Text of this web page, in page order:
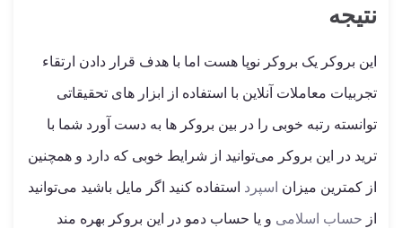
نتیجه
این بروکر یک بروکر نوپا هست اما با هدف قرار دادن ارتقاء
تجربیات معاملات آنلاین با استفاده از ابزار های تحقیقاتی
توانسته رتبه خوبی را در بین بروکر ها به دست آورد شما با
ترید در این بروکر می‌توانید از شرایط خوبی که دارد و همچنین
از کمترین میزان اسپرد استفاده کنید اگر مایل باشید می‌توانید
از حساب اسلامی و یا حساب دمو در این بروکر بهره مند